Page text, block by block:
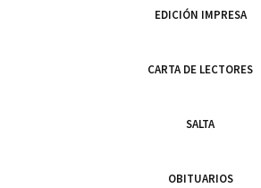
EDICIÓN IMPRESA
CARTA DE LECTORES
SALTA
OBITUARIOS